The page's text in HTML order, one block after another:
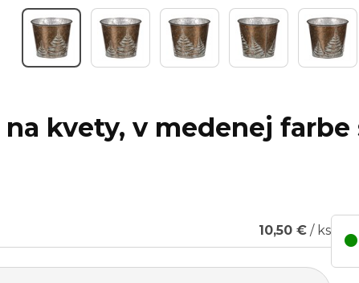
na kvety, v medenej farbe
10,50 € / ks